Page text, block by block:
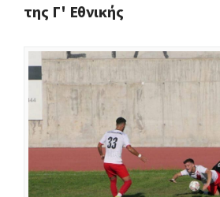
της Γ' Εθνικής